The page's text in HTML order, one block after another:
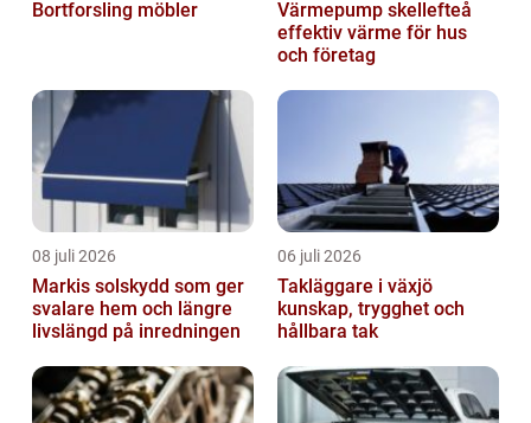
Bortforsling möbler
Värmepump skellefteå
effektiv värme för hus
och företag
08 juli 2026
Markis solskydd som ger
svalare hem och längre
livslängd på inredningen
06 juli 2026
Takläggare i växjö
kunskap, trygghet och
hållbara tak